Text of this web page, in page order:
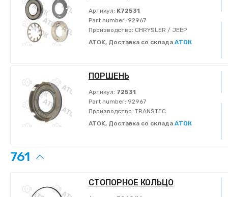
Артикул: K72531
Part number: 92967
Производство: CHRYSLER / JEEP
ATOK, Доставка со склада АТОК
ПОРШЕНЬ
Артикул: 72531
Part number: 92967
Производство: TRANSTEC
ATOK, Доставка со склада АТОК
761
СТОПОРНОЕ КОЛЬЦО